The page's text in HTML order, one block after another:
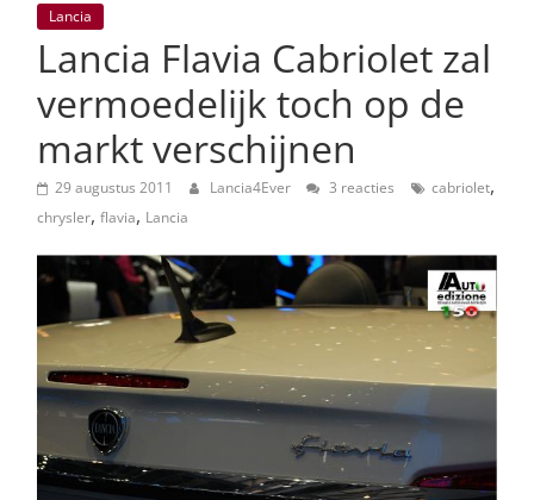
Italiana
autonieuws
lifestyle
Lancia
Lancia Flavia Cabriolet zal
vermoedelijk toch op de
markt verschijnen
29 augustus 2011 Lancia4Ever 3 reacties cabriolet,
chrysler, flavia, Lancia